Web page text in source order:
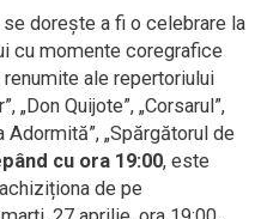
se dorește a fi o celebrare la
cu momente coregrafice
ale repertoriului
„Don Quijote”, „Corsarul”,
Adormită”, „Spărgătorul de
cu ora 19:00, este
de pe